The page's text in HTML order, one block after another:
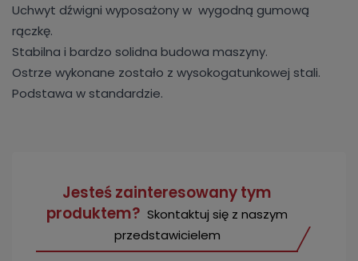
Uchwyt dźwigni wyposażony w wygodną gumową
rączkę.
Stabilna i bardzo solidna budowa maszyny.
Ostrze wykonane zostało z wysokogatunkowej stali.
Podstawa w standardzie.
Jesteś zainteresowany tym
produktem? Skontaktuj się z naszym
przedstawicielem